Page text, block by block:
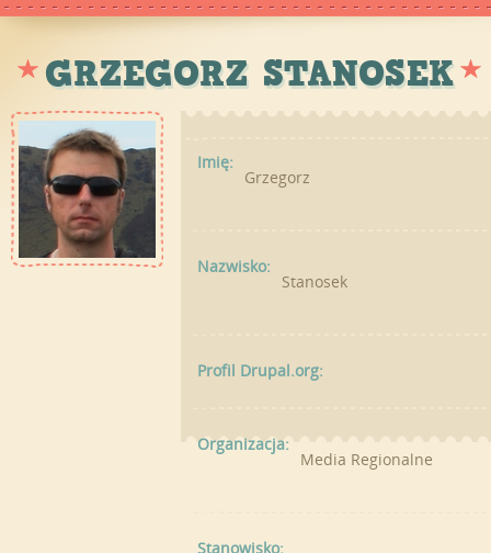
GRZEGORZ STANOSEK
Imię:
Grzegorz
Nazwisko:
Stanosek
Profil Drupal.org:
Organizacja:
Media Regionalne
Stanowisko: